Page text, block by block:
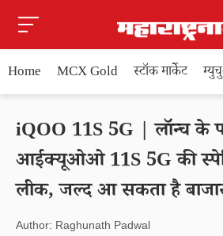
Home MCX Gold स्टॉक मार्केट
iQOO 11S 5G | लॉन्च के
आईक्यूओओ 11S 5G की
लीक, जल्द आ सकता है
Author: Raghunath Padwal